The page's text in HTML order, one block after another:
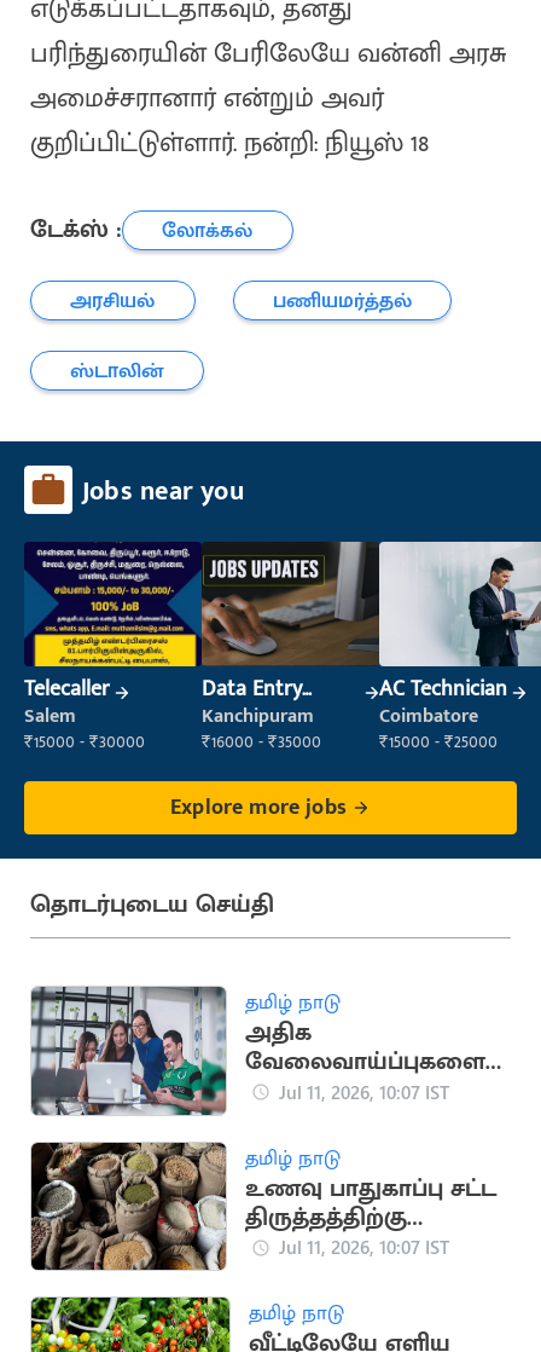
எடுக்கப்பட்டதாகவும், தனது
பரிந்துரையின் பேரிலேயே வன்னி அரசு
அமைச்சரானார் என்றும் அவர்
குறிப்பிட்டுள்ளார். நன்றி: நியூஸ் 18
டேக்ஸ் :
லோக்கல்
அரசியல்
பணியமர்த்தல்
ஸ்டாலின்
Jobs near you
Telecaller
Salem
₹15000 - ₹30000
Data Entry
Operator
Kanchipuram
₹16000 - ₹35000
AC Technician
Coimbatore
₹15000 - ₹25000
Explore more jobs
தொடர்புடைய செய்தி
தமிழ் நாடு
அதிக
வேலைவாய்ப்புகளை
அள்ளித்தரும் டாப் 3
Jul 11, 2026, 10:07 IST
தமிழ் நாடு
உணவு பாதுகாப்பு சட்ட
திருத்தத்திற்கு
தமிழகம், கேரளா
Jul 11, 2026, 10:07 IST
தமிழ் நாடு